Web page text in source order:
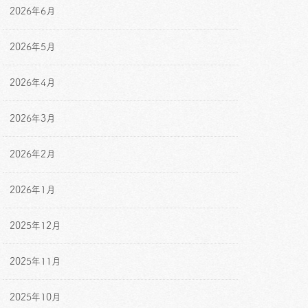
2026年6月
2026年5月
2026年4月
2026年3月
2026年2月
2026年1月
2025年12月
2025年11月
2025年10月